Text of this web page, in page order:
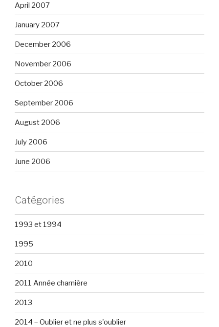
April 2007
January 2007
December 2006
November 2006
October 2006
September 2006
August 2006
July 2006
June 2006
Catégories
1993 et 1994
1995
2010
2011 Année charnière
2013
2014 – Oublier et ne plus s'oublier